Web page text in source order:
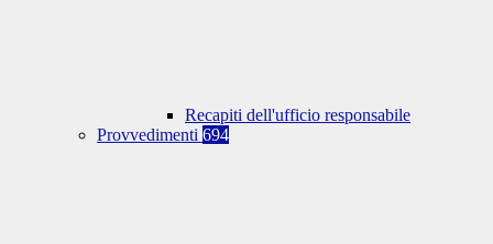
Recapiti dell'ufficio responsabile
Provvedimenti 694